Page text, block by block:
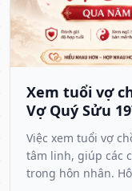
Xem tuổi vợ
Vợ Quý Sửu
Việc xem tuổi vợ
tâm linh, giúp các
trong hôn nhân.